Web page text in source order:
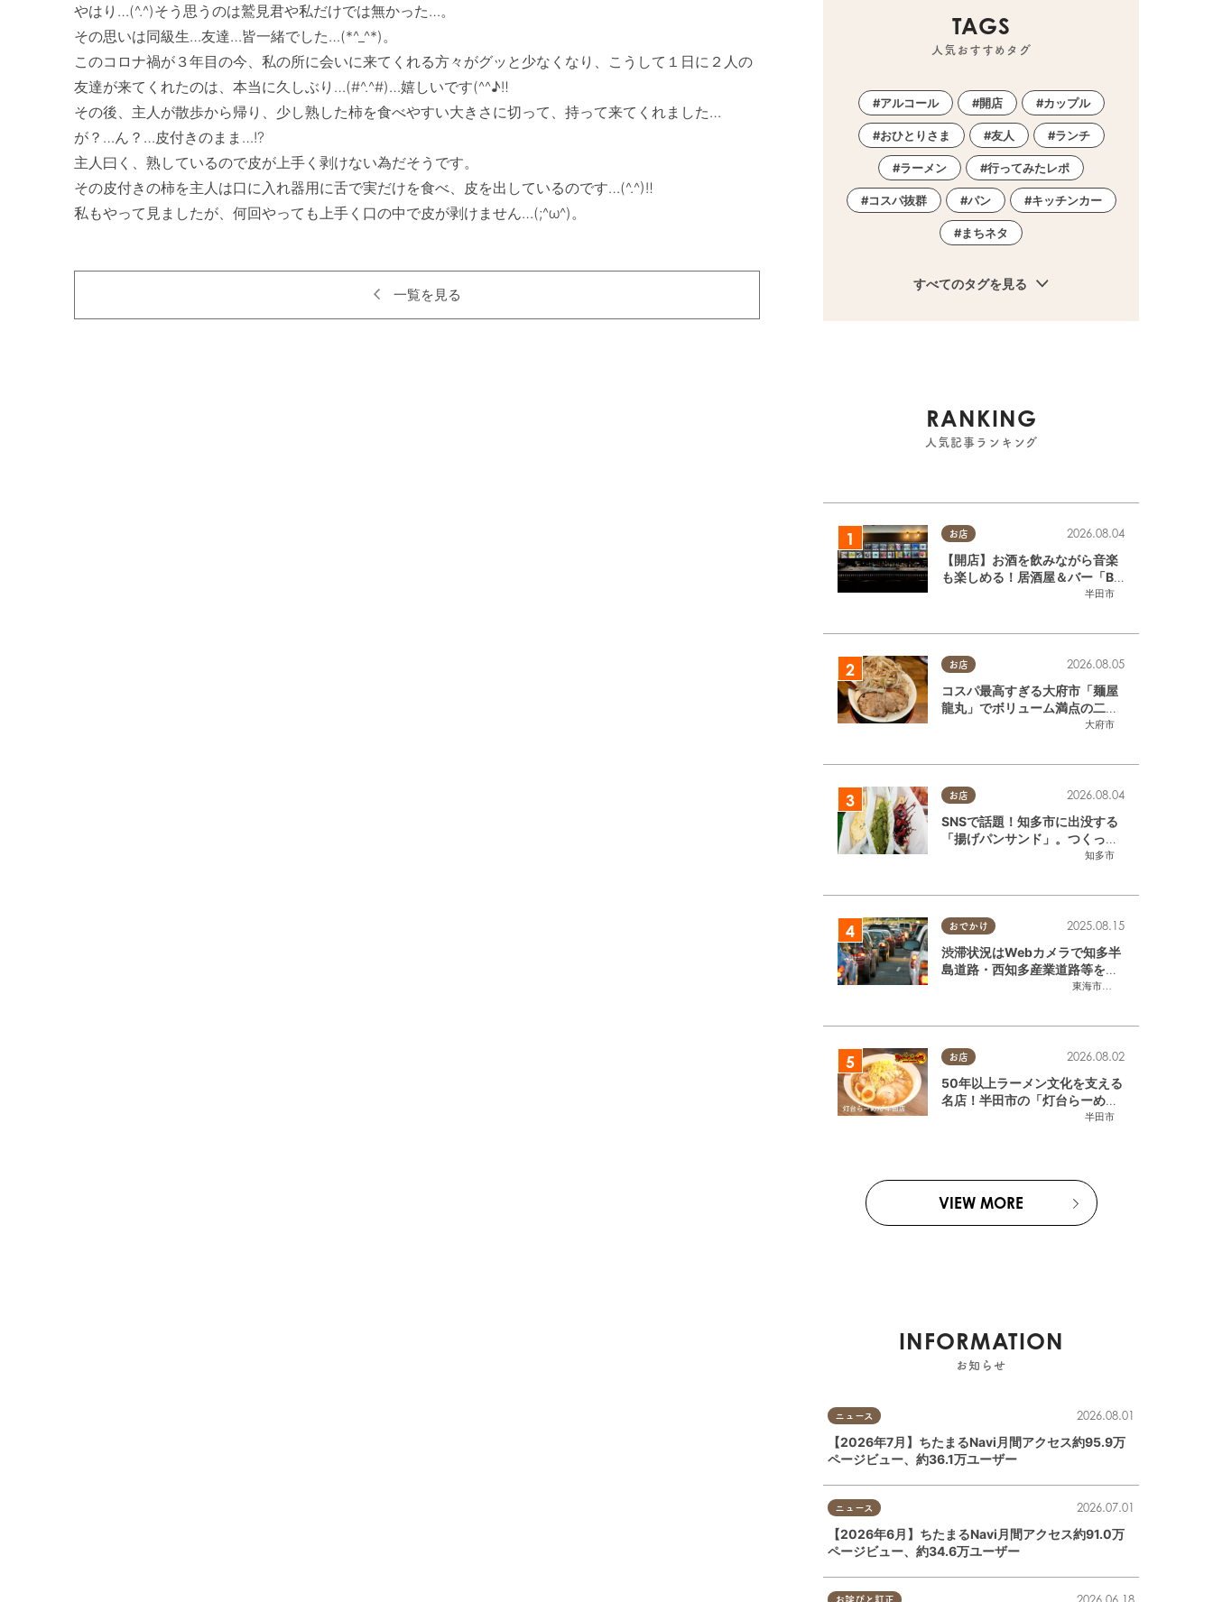
やはり…(^.^)そう思うのは鷲見君や私だけでは無かった…。
その思いは同級生…友達…皆一緒でした…(*^_^*)。
このコロナ禍が３年目の今、私の所に会いに来てくれる方々がグッと少なくなり、こうして１日に２人の
友達が来てくれたのは、本当に久しぶり…(#^.^#)…嬉しいです(^^♪‼
その後、主人が散歩から帰り、少し熟した柿を食べやすい大きさに切って、持って来てくれました…
が？…ん？…皮付きのまま…!?
主人曰く、熟しているので皮が上手く剥けない為だそうです。
その皮付きの柿を主人は口に入れ器用に舌で実だけを食べ、皮を出しているのです…(^.^)‼
一覧を見る
TAGS
人気おすすめタグ
アルコール 開店 カップル
おひとりさま 友人 ランチ
ラーメン 行ってみたレポ
コスパ抜群 パン キッチンカー
まちネタ
すべてのタグを見る
RANKING
人気記事ランキング
お店
半田市
2026.08.04
【開店】お酒を飲みながら音楽
も楽しめる！居酒屋＆バー「BL
OOMY（ブルーミー）」が7/3
お店
大府市
2026.08.05
コスパ最高すぎる大府市「麺屋
龍丸」でボリューム満点の二郎
系ラーメンを堪能してきた
お店
知多市
2026.08.04
SNSで話題！知多市に出没する
「揚げパンサンド」。つくって
いるのはお祭りお兄さん!?【ち
おでかけ
東海市
,大府市
2025.08.15
渋滞状況はWebカメラで知多半
島道路・西知多産業道路等をチ
お店
半田市
2026.08.02
50年以上ラーメン文化を支える
名店！半田市の「灯台らーめん
半田店」へ【熱血ラーメン伝 8
VIEW MORE
INFORMATION
お知らせ
ニュース 2026.08.01
【2026年7月】ちたまるNavi月間アクセス約95.9万
ページビュー、約36.1万ユーザー
ニュース 2026.07.01
【2026年6月】ちたまるNavi月間アクセス約91.0万
ページビュー、約34.6万ユーザー
お詫びと訂正